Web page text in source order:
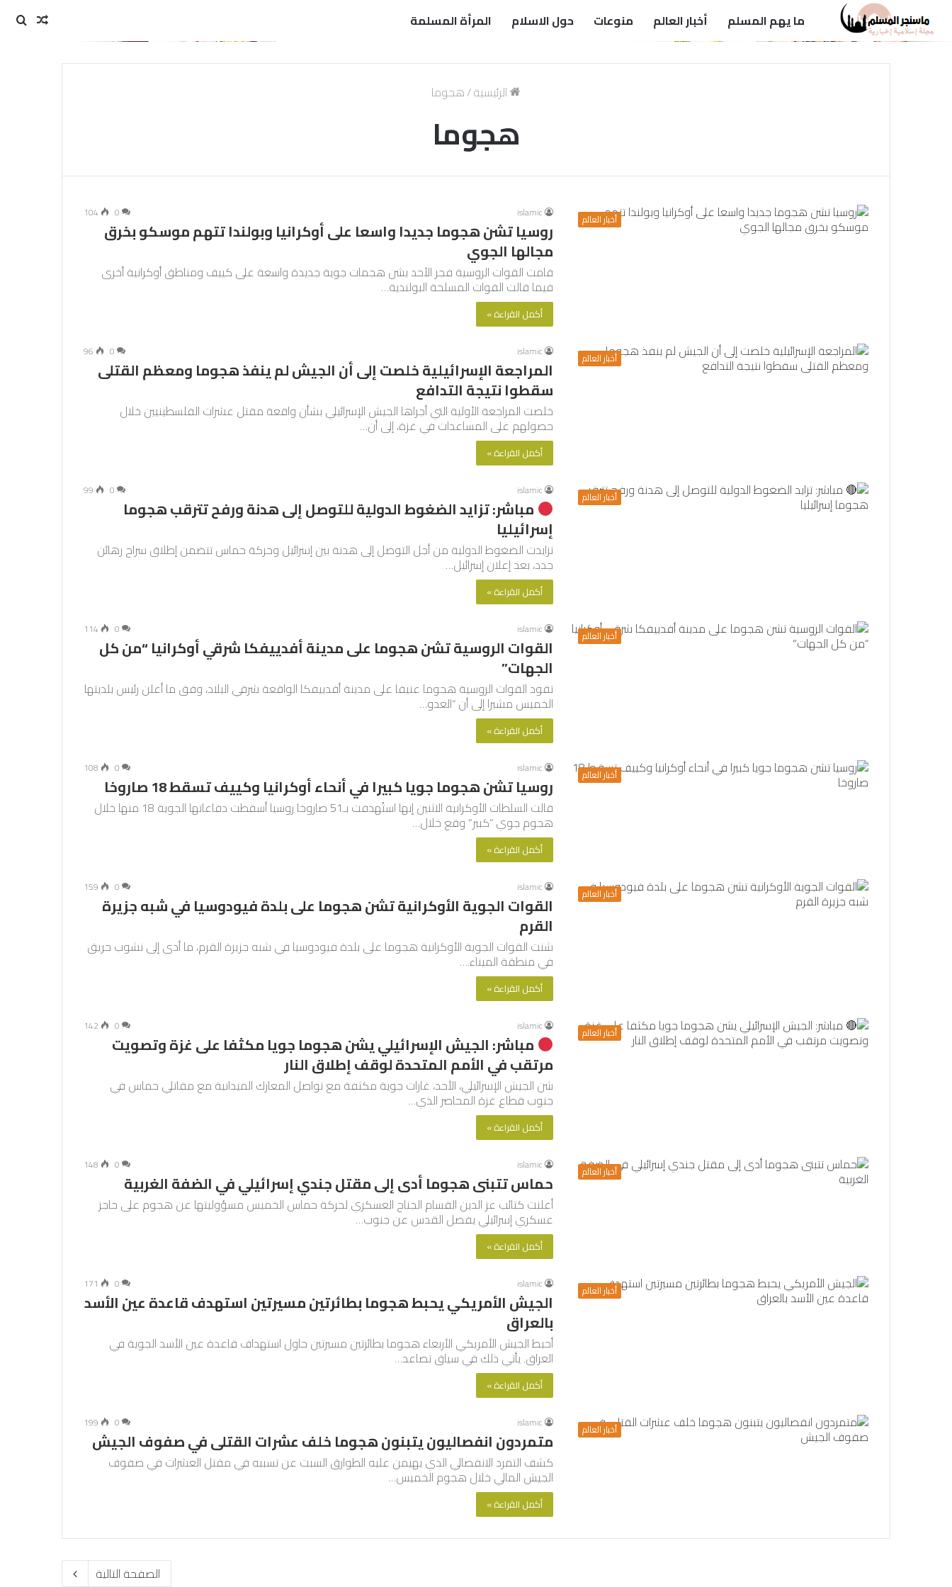
ما يهم المسلم أخبار العالم منوعات حول الاسلام المرأة المسلمة
مقال
الرئيسية/هجوما
هجوما
أخبار العالم islamic
0
104
روسيا تشن هجوما جديدا واسعا على أوكرانيا وبولندا تتهم موسكو بخرق
مجالها الجوي
قامت القوات الروسية فجر الأحد بشن هجمات جوية جديدة واسعة على كييف ومناطق أوكرانية أخرى
فيما قالت القوات المسلحة البولندية…
أكمل القراءة »
أخبار العالم islamic
0
96
المراجعة الإسرائيلية خلصت إلى أن الجيش لم ينفذ هجوما ومعظم القتلى
سقطوا نتيجة التدافع
خلصت المراجعة الأولية التي أجراها الجيش الإسرائيلي بشأن واقعة مقتل عشرات الفلسطينيين خلال
حصولهم على المساعدات في غزة، إلى أن…
أكمل القراءة »
أخبار العالم islamic
0
99
مباشر: تزايد الضغوط الدولية للتوصل إلى هدنة ورفح تترقب هجوما
إسرائيليا
تزايدت الضغوط الدولية من أجل التوصل إلى هدنة بين إسرائيل وحركة حماس تتضمن إطلاق سراح رهائن
جدد، بعد إعلان إسرائيل…
أكمل القراءة »
أخبار العالم islamic
0
114
القوات الروسية تشن هجوما على مدينة أفدييفكا شرقي أوكرانيا “من كل
الجهات”
تقود القوات الروسية هجوما عنيفا على مدينة أفدييفكا الواقعة شرقي البلاد، وفق ما أعلن رئيس بلديتها
الخميس مشيرا إلى أن “العدو…
أكمل القراءة »
أخبار العالم islamic
0
108
روسيا تشن هجوما جويا كبيرا في أنحاء أوكرانيا وكييف تسقط 18 صاروخا
قالت السلطات الأوكرانية الاثنين إنها استُهدفت بـ51 صاروخا روسيا أسقطت دفاعاتها الجوية 18 منها خلال
هجوم جوي “كبير” وقع خلال…
أكمل القراءة »
أخبار العالم islamic
0
159
القوات الجوية الأوكرانية تشن هجوما على بلدة فيودوسيا في شبه جزيرة
القرم
شنت القوات الجوية الأوكرانية هجوما على بلدة فيودوسيا في شبه جزيرة القرم، ما أدى إلى نشوب حريق
في منطقة الميناء.…
أكمل القراءة »
أخبار العالم islamic
0
142
مباشر: الجيش الإسرائيلي يشن هجوما جويا مكثفا على غزة وتصويت
مرتقب في الأمم المتحدة لوقف إطلاق النار
شن الجيش الإسرائيلي، الأحد، غارات جوية مكثفة مع تواصل المعارك الميدانية مع مقاتلي حماس في
جنوب قطاع غزة المحاصر الذي…
أكمل القراءة »
أخبار العالم islamic
0
148
حماس تتبنى هجوما أدى إلى مقتل جندي إسرائيلي في الضفة الغربية
أعلنت كتائب عز الدين القسام الجناح العسكري لحركة حماس الخميس مسؤوليتها عن هجوم على حاجز
عسكري إسرائيلي يفصل القدس عن جنوب…
أكمل القراءة »
أخبار العالم islamic
0
171
الجيش الأمريكي يحبط هجوما بطائرتين مسيرتين استهدف قاعدة عين الأسد
بالعراق
أحبط الجيش الأمريكي الأربعاء هجوما بطائرتين مسيرتين حاول استهداف قاعدة عين الأسد الجوية في
العراق. يأتي ذلك في سياق تصاعد…
أكمل القراءة »
أخبار العالم islamic
0
199
متمردون انفصاليون يتبنون هجوما خلف عشرات القتلى في صفوف الجيش
كشف التمرد الانفصالي الذي يهيمن عليه الطوارق السبت عن تسببه في مقتل العشرات في صفوف
الجيش المالي خلال هجوم الخميس…
أكمل القراءة »
الصفحة التالية